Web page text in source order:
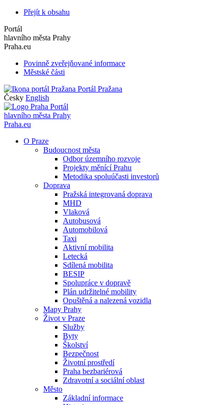
Přejít k obsahu
Portál
hlavního města Prahy
Praha.eu
Povinně zveřejňované informace
Městské části
Portál Pražana
Česky English
Portál
hlavního města Prahy
Praha.eu
O Praze
Budoucnost města
Odbor územního rozvoje
Projekty měnící Prahu
Metodika spoluúčasti investorů
Doprava
Pražská integrovaná doprava
MHD
Vlaková
Autobusová
Automobilová
Taxi
Aktivní mobilita
Letecká
Sdílená mobilita
BESIP
Spolupráce v dopravě
Plán udržitelné mobility
Opuštěná a nalezená vozidla
Mapy Prahy
Život v Praze
Služby
Byty
Školství
Bezpečnost
Životní prostředí
Praha bezbariérová
Zdravotní a sociální oblast
Město
Základní informace